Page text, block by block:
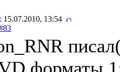
15.07.2010, 13:54